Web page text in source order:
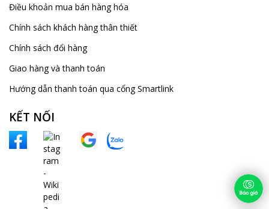
Điều khoản mua bán hàng hóa
Chính sách khách hàng thân thiết
Chính sách đổi hàng
Giao hàng và thanh toán
Hướng dẫn thanh toán qua cổng Smartlink
KẾT NỐI